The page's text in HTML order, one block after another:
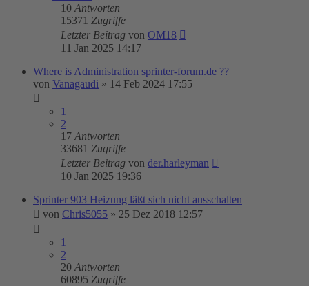
10 Antworten
15371 Zugriffe
Letzter Beitrag von OM18
11 Jan 2025 14:17
Where is Administration sprinter-forum.de ??
von Vanagaudi » 14 Feb 2024 17:55
1
2
17 Antworten
33681 Zugriffe
Letzter Beitrag von der.harleyman
10 Jan 2025 19:36
Sprinter 903 Heizung läßt sich nicht ausschalten
von Chris5055 » 25 Dez 2018 12:57
1
2
20 Antworten
60895 Zugriffe